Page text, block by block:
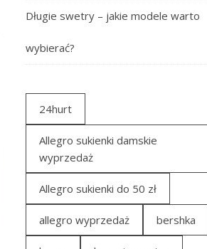
Długie swetry – jakie modele warto
wybierać?
24hurt
Allegro sukienki damskie
wyprzedaż
Allegro sukienki do 50 zł
allegro wyprzedaż bershka